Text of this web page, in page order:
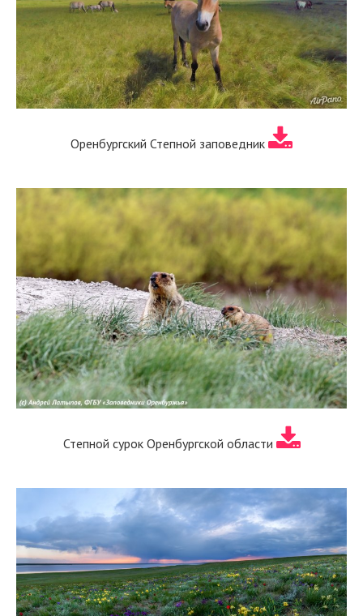
Оренбургский Степной заповедник
Степной сурок Оренбургской области